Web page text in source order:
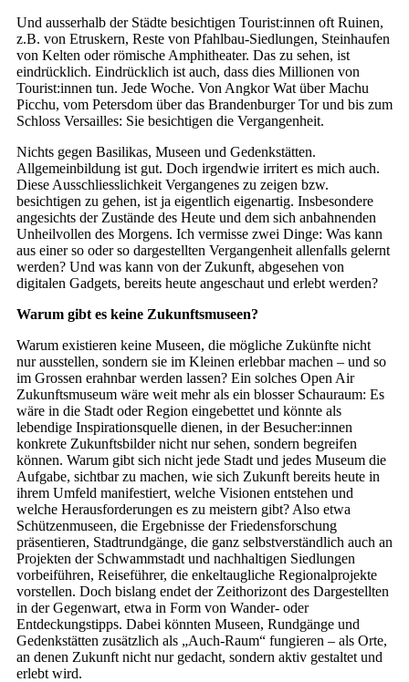
Und ausserhalb der Städte besichtigen Tourist:innen oft Ruinen,
z.B. von Etruskern, Reste von Pfahlbau-Siedlungen, Steinhaufen
von Kelten oder römische Amphitheater. Das zu sehen, ist
eindrücklich. Eindrücklich ist auch, dass dies Millionen von
Tourist:innen tun. Jede Woche. Von Angkor Wat über Machu
Picchu, vom Petersdom über das Brandenburger Tor und bis zum
Schloss Versailles: Sie besichtigen die Vergangenheit.
Nichts gegen Basilikas, Museen und Gedenkstätten.
Allgemeinbildung ist gut. Doch irgendwie irritert es mich auch.
Diese Ausschliesslichkeit Vergangenes zu zeigen bzw.
besichtigen zu gehen, ist ja eigentlich eigenartig. Insbesondere
angesichts der Zustände des Heute und dem sich anbahnenden
Unheilvollen des Morgens. Ich vermisse zwei Dinge: Was kann
aus einer so oder so dargestellten Vergangenheit allenfalls gelernt
werden? Und was kann von der Zukunft, abgesehen von
digitalen Gadgets, bereits heute angeschaut und erlebt werden?
Warum gibt es keine Zukunftsmuseen?
Warum existieren keine Museen, die mögliche Zukünfte nicht
nur ausstellen, sondern sie im Kleinen erlebbar machen – und so
im Grossen erahnbar werden lassen? Ein solches Open Air
Zukunftsmuseum wäre weit mehr als ein blosser Schauraum: Es
wäre in die Stadt oder Region eingebettet und könnte als
lebendige Inspirationsquelle dienen, in der Besucher:innen
konkrete Zukunftsbilder nicht nur sehen, sondern begreifen
können. Warum gibt sich nicht jede Stadt und jedes Museum die
Aufgabe, sichtbar zu machen, wie sich Zukunft bereits heute in
ihrem Umfeld manifestiert, welche Visionen entstehen und
welche Herausforderungen es zu meistern gibt? Also etwa
Schützenmuseen, die Ergebnisse der Friedensforschung
präsentieren, Stadtrundgänge, die ganz selbstverständlich auch an
Projekten der Schwammstadt und nachhaltigen Siedlungen
vorbeiführen, Reiseführer, die enkeltaugliche Regionalprojekte
vorstellen. Doch bislang endet der Zeithorizont des Dargestellten
in der Gegenwart, etwa in Form von Wander- oder
Entdeckungstipps. Dabei könnten Museen, Rundgänge und
Gedenkstätten zusätzlich als „Auch-Raum“ fungieren – als Orte,
an denen Zukunft nicht nur gedacht, sondern aktiv gestaltet und
erlebt wird.